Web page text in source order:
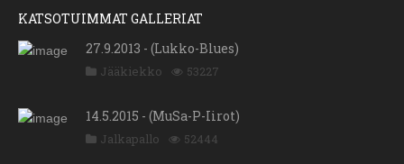
KATSOTUIMMAT GALLERIAT
27.9.2013 - (Lukko-Blues)
Jääkiekko 53227
14.5.2015 - (MuSa-P-Iirot)
Jalkapallo 52444